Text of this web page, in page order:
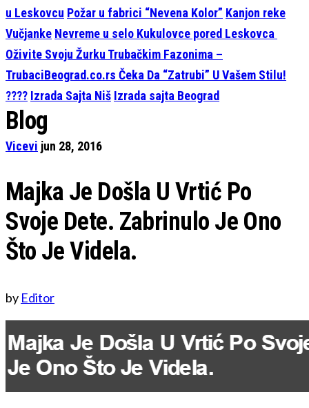
u Leskovcu Požar u fabrici “Nevena Kolor” Kanjon reke
Vučjanke Nevreme u selo Kukulovce pored Leskovca
Oživite Svoju Žurku Trubačkim Fazonima –
TrubaciBeograd.co.rs Čeka Da “Zatrubi” U Vašem Stilu!
???? Izrada Sajta Niš Izrada sajta Beograd
Blog
Vicevi jun 28, 2016
Majka Je Došla U Vrtić Po
Svoje Dete. Zabrinulo Je Ono
Što Je Videla.
by Editor